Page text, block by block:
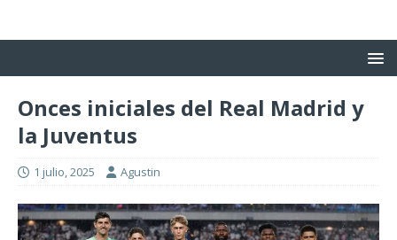
Onces iniciales del Real Madrid y
la Juventus
1 julio, 2025 Agustin